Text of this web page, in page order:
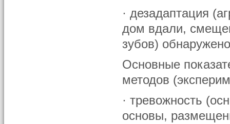
· дезадаптация
дом вдали,
зубов)
Основные
методов
· тревожность
основы,